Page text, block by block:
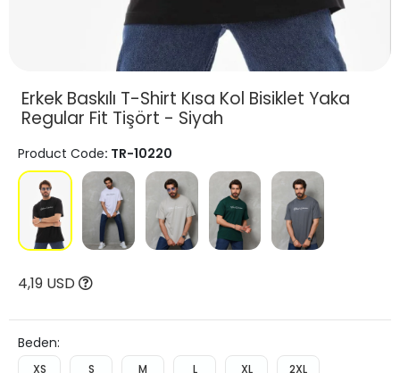
Erkek Baskılı T-Shirt Kısa Kol Bisiklet Yaka
Regular Fit Tişört - Siyah
Product Code: TR-10220
4,19 USD
Beden:
XS S M L XL 2XL